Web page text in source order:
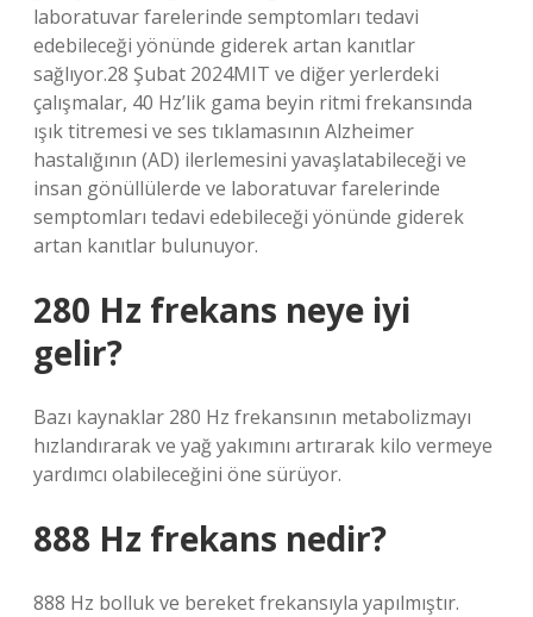
laboratuvar farelerinde semptomları tedavi
edebileceği yönünde giderek artan kanıtlar
sağlıyor.28 Şubat 2024MIT ve diğer yerlerdeki
çalışmalar, 40 Hz’lik gama beyin ritmi frekansında
ışık titremesi ve ses tıklamasının Alzheimer
hastalığının (AD) ilerlemesini yavaşlatabileceği ve
insan gönüllülerde ve laboratuvar farelerinde
semptomları tedavi edebileceği yönünde giderek
artan kanıtlar bulunuyor.
280 Hz frekans neye iyi
gelir?
Bazı kaynaklar 280 Hz frekansının metabolizmayı
hızlandırarak ve yağ yakımını artırarak kilo vermeye
yardımcı olabileceğini öne sürüyor.
888 Hz frekans nedir?
888 Hz bolluk ve bereket frekansıyla yapılmıştır.